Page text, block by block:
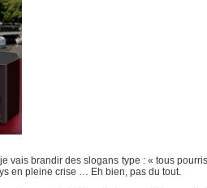
vais brandir des slogans type : « tous
en pleine crise … Eh bien, pas du tout.